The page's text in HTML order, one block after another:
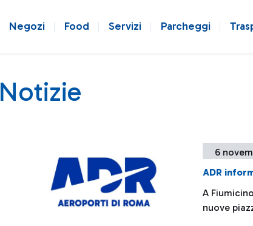
Negozi Food Servizi Parcheggi
Notizie
6
ADR
A
nuove